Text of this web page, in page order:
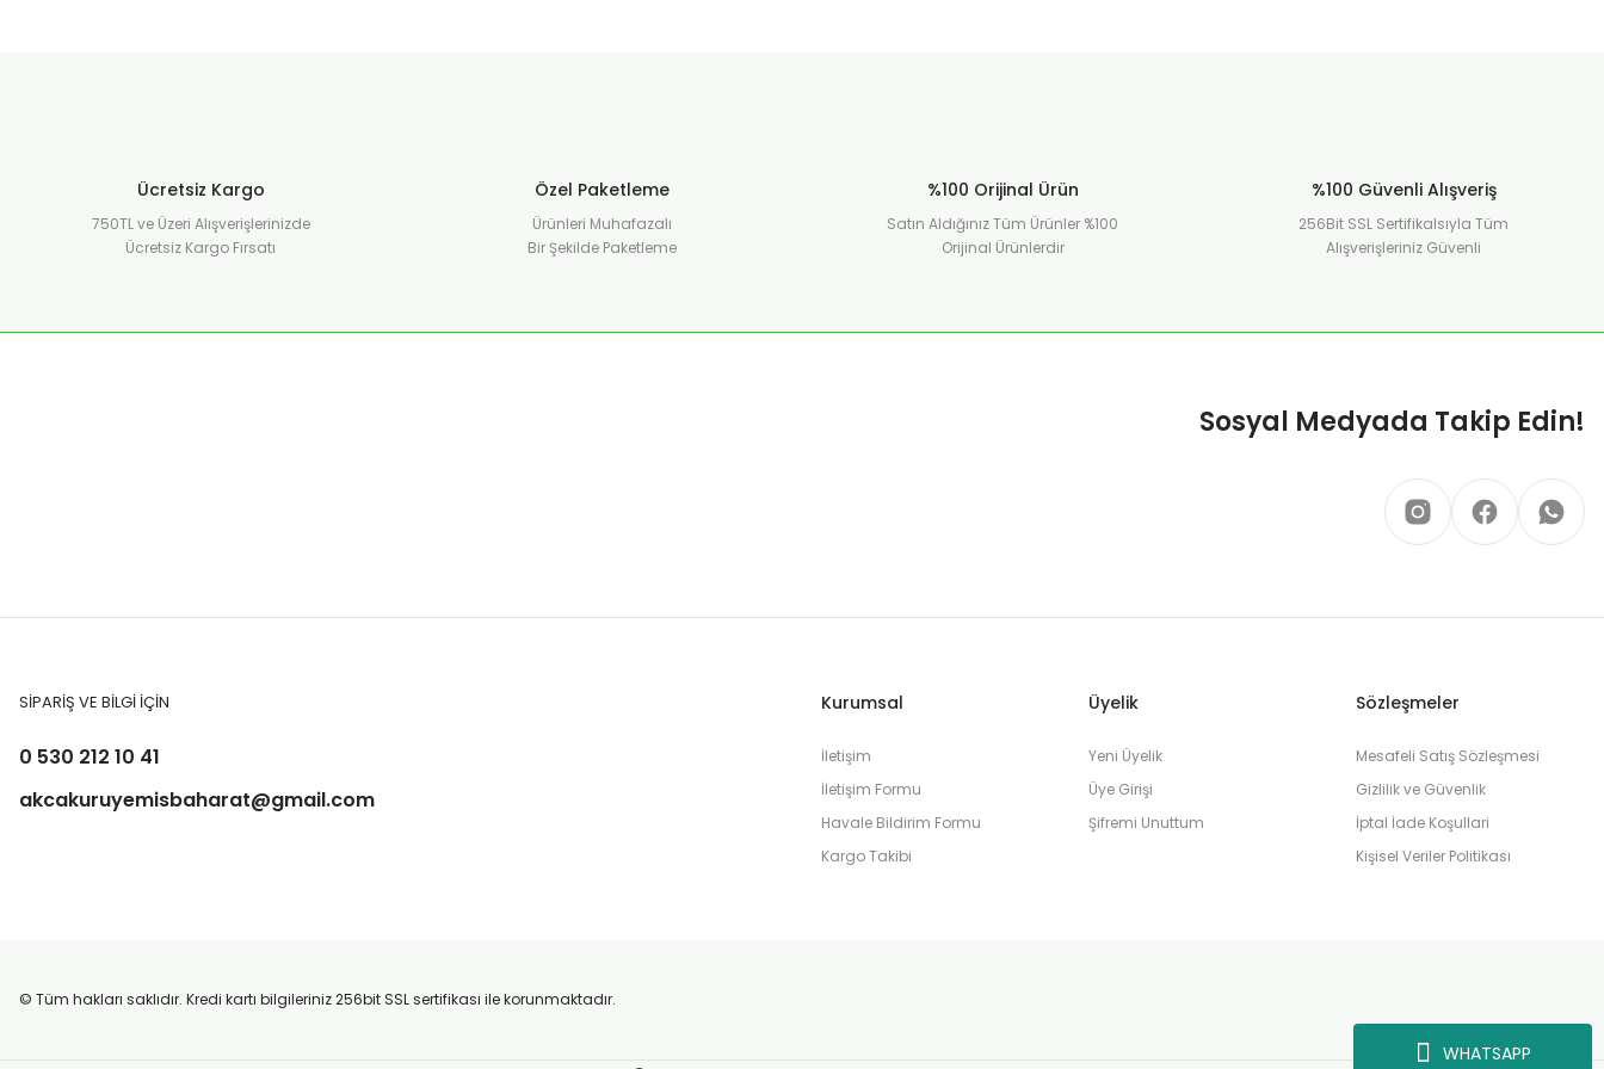
WHATSAPP
Ücretsiz Kargo
750TL ve Üzeri Alışverişlerinizde
Ücretsiz Kargo Fırsatı
Özel Paketleme
Ürünleri Muhafazalı
Bir Şekilde Paketleme
%100 Orijinal Ürün
Satın Aldığınız Tüm Ürünler %100
Orijinal Ürünlerdir
%100 Güvenli Alışveriş
256Bit SSL Sertifikalsıyla Tüm
Alışverişleriniz Güvenli
Sosyal Medyada Takip Edin!
SİPARİŞ VE BİLGİ İÇİN
0 530 212 10 41
akcakuruyemisbaharat@gmail.com
Kurumsal
İletişim
İletişim Formu
Havale Bildirim Formu
Kargo Takibi
Üyelik
Yeni Üyelik
Üye Girişi
Şifremi Unuttum
Sözleşmeler
Mesafeli Satış Sözleşmesi
Gizlilik ve Güvenlik
İptal İade Koşullari
Kişisel Veriler Politikası
© Tüm hakları saklıdır. Kredi kartı bilgileriniz 256bit SSL sertifikası ile korunmaktadır.